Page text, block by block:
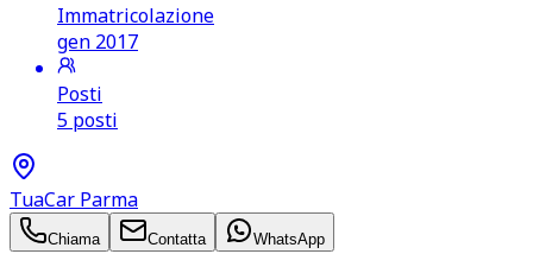
Immatricolazione
gen 2017
Posti
5 posti
TuaCar Parma
Chiama Contatta WhatsApp